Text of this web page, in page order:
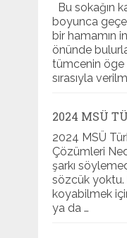
Bu sokağın
boyunca
bir hamamın
önünde
tümcenin öge
sırasıyla
2024 MSÜ
2024 MSÜ
Çözümleri
şarkı
sözcük yoktu.
koyabilmek
ya da …